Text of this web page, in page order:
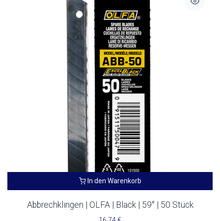
In den Warenkorb
Abbrechklingen | OLFA | Black | 59° | 50 Stück